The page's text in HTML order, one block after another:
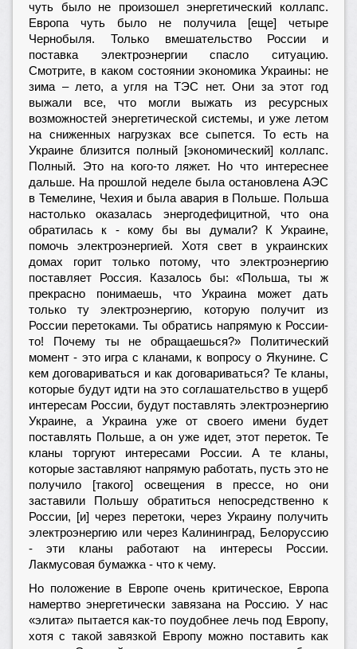
чуть было не произошел энергетический коллапс.
Европа чуть было не получила [еще] четыре
Чернобыля. Только вмешательство России и
поставка электроэнергии спасло ситуацию.
Смотрите, в каком состоянии экономика Украины: не
зима – лето, а угля на ТЭС нет. Они за этот год
выжали все, что могли выжать из ресурсных
возможностей энергетической системы, и уже летом
на сниженных нагрузках все сыпется. То есть на
Украине близится полный [экономический] коллапс.
Полный. Это на кого-то ляжет. Но что интереснее
дальше. На прошлой неделе была остановлена АЭС
в Темелине, Чехия и была авария в Польше. Польша
настолько оказалась энергодефицитной, что она
обратилась к - кому бы вы думали? К Украине,
помочь электроэнергией. Хотя свет в украинских
домах горит только потому, что электроэнергию
поставляет Россия. Казалось бы: «Польша, ты ж
прекрасно понимаешь, что Украина может дать
только ту электроэнергию, которую получит из
России перетоками. Ты обратись напрямую к России-
то! Почему ты не обращаешься?» Политический
момент - это игра с кланами, к вопросу о Якунине. С
кем договариваться и как договариваться? Те кланы,
которые будут идти на это соглашательство в ущерб
интересам России, будут поставлять электроэнергию
Украине, а Украина уже от своего имени будет
поставлять Польше, а он уже идет, этот переток. Те
кланы торгуют интересами России. А те кланы,
которые заставляют напрямую работать, пусть это не
получило [такого] освещения в прессе, но они
заставили Польшу обратиться непосредственно к
России, [и] через перетоки, через Украину получить
электроэнергию или через Калининград, Белоруссию
- эти кланы работают на интересы России.
Лакмусовая бумажка - что к чему.
Но положение в Европе очень критическое, Европа
намертво энергетически завязана на Россию. У нас
«элита» пытается как-то поудобнее лечь под Европу,
хотя с такой завязкой Европу можно поставить как